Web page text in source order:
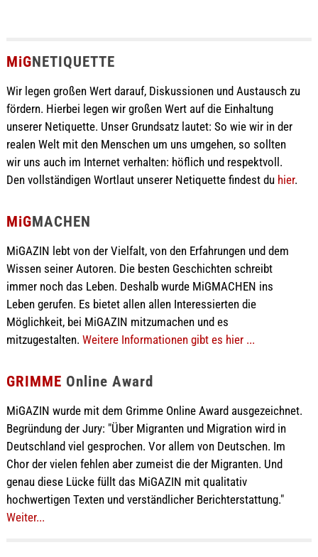
MiGNETIQUETTE
Wir legen großen Wert darauf, Diskussionen und Austausch zu
fördern. Hierbei legen wir großen Wert auf die Einhaltung
unserer Netiquette. Unser Grundsatz lautet: So wie wir in der
realen Welt mit den Menschen um uns umgehen, so sollten
wir uns auch im Internet verhalten: höflich und respektvoll.
Den vollständigen Wortlaut unserer Netiquette findest du hier.
MiGMACHEN
MiGAZIN lebt von der Vielfalt, von den Erfahrungen und dem
Wissen seiner Autoren. Die besten Geschichten schreibt
immer noch das Leben. Deshalb wurde MiGMACHEN ins
Leben gerufen. Es bietet allen allen Interessierten die
Möglichkeit, bei MiGAZIN mitzumachen und es
mitzugestalten. Weitere Informationen gibt es hier ...
GRIMME Online Award
MiGAZIN wurde mit dem Grimme Online Award ausgezeichnet.
Begründung der Jury: "Über Migranten und Migration wird in
Deutschland viel gesprochen. Vor allem von Deutschen. Im
Chor der vielen fehlen aber zumeist die der Migranten. Und
genau diese Lücke füllt das MiGAZIN mit qualitativ
hochwertigen Texten und verständlicher Berichterstattung."
Weiter...